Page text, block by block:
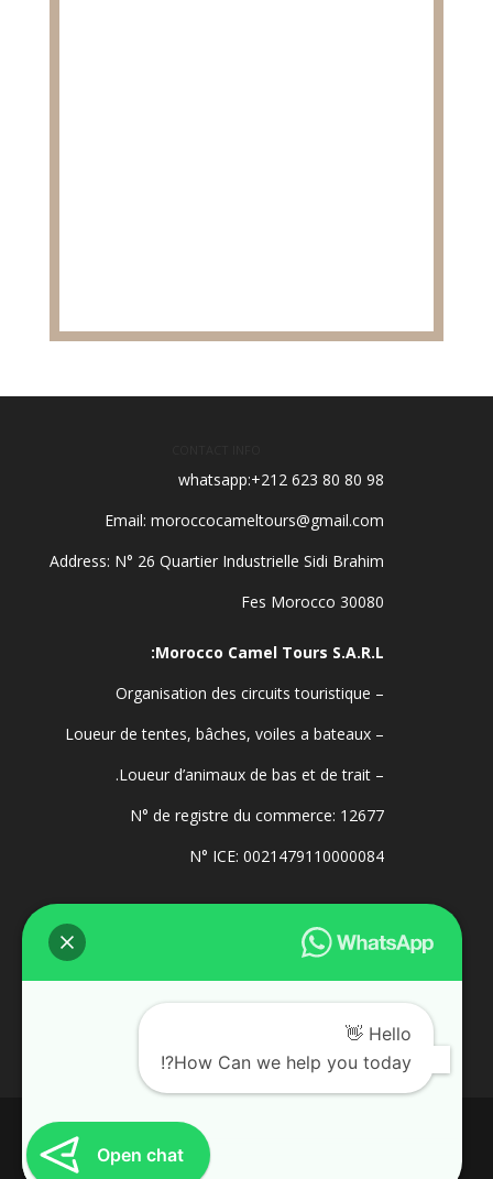
whatsapp:+212 623 80 80 98
Email: moroccocameltours@gmail.com
Address: N° 26 Quartier Industrielle Sidi Brahim
30080 Fes Morocco
Morocco Camel Tours S.A.R.L:
– Organisation des circuits touristique
– Loueur de tentes, bâches, voiles a bateaux
– Loueur d’animaux de bas et de trait.
N° de registre du commerce: 12677
N° ICE: 0021479110000084
© Expedition Traveling ALL RIGHTS RESERVED.
Hello 👋
How Can we help you today?!
Open chat